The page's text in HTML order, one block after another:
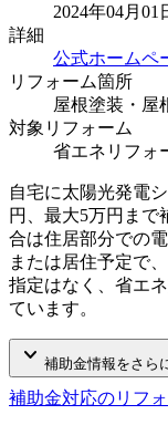
2024年04月01
詳細
公式ホームペ
リフォーム箇所
屋根塗装・屋
対象リフォーム
省エネリフォ
自宅に太陽光発電
円、最大5万円まで
合は住居部分での
または居住予定で
指定はなく、省エ
ています。
keyboard_arrow_down 補助金情報をさら
補助金対応のリフ